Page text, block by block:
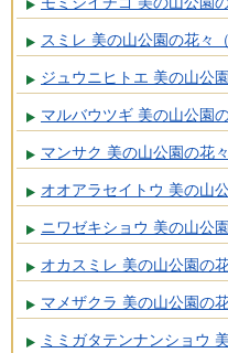
スミレ 美の山公園の花々（
ジュウニヒトエ 美の山公
マルバウツギ 美の山公園
マンサク 美の山公園の花々
オオアラセイトウ 美の山
ニワゼキショウ 美の山公
オカスミレ 美の山公園の花
マメザクラ 美の山公園の花
ミミガタテンナンショウ